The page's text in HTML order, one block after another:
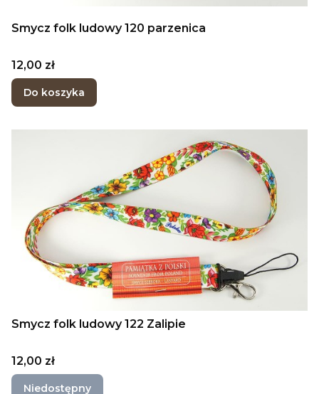
Smycz folk ludowy 120 parzenica
Cena
12,00 zł
Do koszyka
Smycz folk ludowy 122 Zalipie
Cena
12,00 zł
Niedostępny